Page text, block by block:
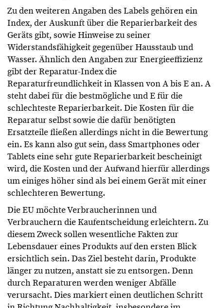
Zu den weiteren Angaben des Labels gehören ein
Index, der Auskunft über die Reparierbarkeit des
Geräts gibt, sowie Hinweise zu seiner
Widerstandsfähigkeit gegenüber Hausstaub und
Wasser. Ähnlich den Angaben zur Energieeffizienz
gibt der Reparatur-Index die
Reparaturfreundlichkeit in Klassen von A bis E an. A
steht dabei für die bestmögliche und E für die
schlechteste Reparierbarkeit. Die Kosten für die
Reparatur selbst sowie die dafür benötigten
Ersatzteile fließen allerdings nicht in die Bewertung
ein. Es kann also gut sein, dass Smartphones oder
Tablets eine sehr gute Reparierbarkeit bescheinigt
wird, die Kosten und der Aufwand hierfür allerdings
um einiges höher sind als bei einem Gerät mit einer
schlechteren Bewertung.
Die EU möchte Verbraucherinnen und
Verbrauchern die Kaufentscheidung erleichtern. Zu
diesem Zweck sollen wesentliche Fakten zur
Lebensdauer eines Produkts auf den ersten Blick
ersichtlich sein. Das Ziel besteht darin, Produkte
länger zu nutzen, anstatt sie zu entsorgen. Denn
durch Reparaturen werden weniger Abfälle
verursacht. Dies markiert einen deutlichen Schritt